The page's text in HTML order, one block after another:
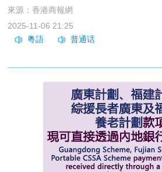
來源：香港商報網
2025-11-06 21:25